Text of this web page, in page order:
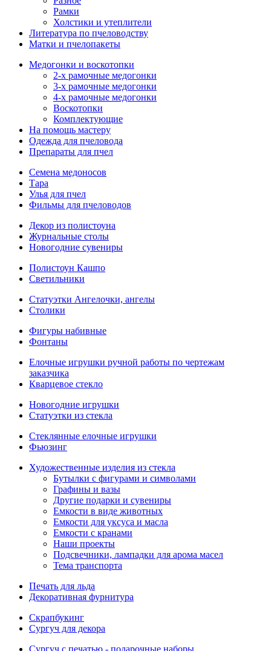
Рамки
Холстики и утеплители
Литература по пчеловодству
Матки и пчелопакеты
Медогонки и воскотопки
2-х рамочные медогонки
3-х рамочные медогонки
4-х рамочные медогонки
Воскотопки
Комплектующие
На помощь мастеру
Одежда для пчеловода
Препараты для пчел
Семена медоносов
Тара
Улья для пчел
Фильмы для пчеловодов
Декор из полистоуна
Журнальные столы
Новогодние сувениры
Полистоун Кашпо
Светильники
Статуэтки Ангелочки, ангелы
Столики
Фигуры набивные
Фонтаны
Елочные игрушки ручной работы по чертежам
заказчика
Кварцевое стекло
Новогодние игрушки
Статуэтки из стекла
Стеклянные елочные игрушки
Фьюзинг
Художественные изделия из стекла
Бутылки с фигурами и символами
Графины и вазы
Другие подарки и сувениры
Емкости в виде животных
Емкости для уксуса и масла
Емкости с кранами
Наши проекты
Подсвечники, лампадки для арома масел
Тема транспорта
Печать для льда
Декоративная фурнитура
Скрапбукинг
Сургуч для декора
Сургуч с печатью - подарочные наборы